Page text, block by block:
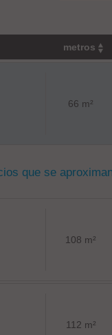
metros
66 m²
que se
108 m²
112 m²